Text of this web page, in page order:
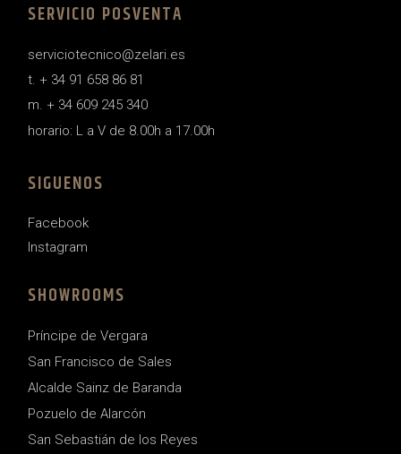
SERVICIO POSVENTA
serviciotecnico@zelari.es
t. + 34 91 658 86 81
m. + 34 609 245 340
horario: L a V de 8.00h a 17.00h
SIGUENOS
Facebook
Instagram
SHOWROOMS
Príncipe de Vergara
San Francisco de Sales
Alcalde Sainz de Baranda
Pozuelo de Alarcón
San Sebastián de los Reyes